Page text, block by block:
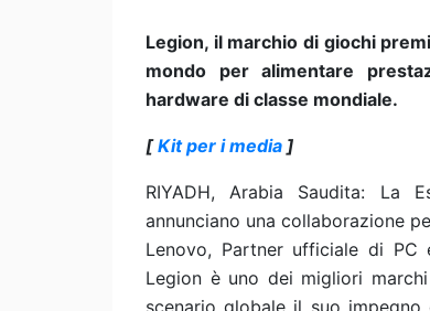
Legion, il marchio di giochi
mondo per alimentare
hardware di classe mondiale.
[ Kit per i media ]
RIYADH, Arabia Saudita: La
annunciano una collaborazione
Lenovo, Partner ufficiale di PC
Legion è uno dei migliori
scenario globale il suo